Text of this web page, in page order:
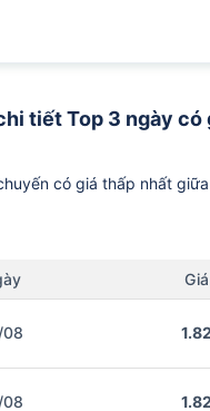
tiết Top 3 ngày
có giá thấp nhất
08
08